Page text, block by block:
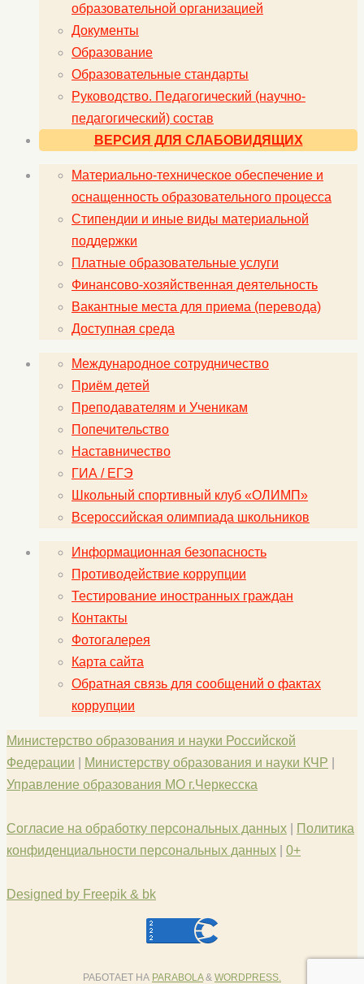
образовательной организацией
Документы
Образование
Образовательные стандарты
Руководство. Педагогический (научно-
педагогический) состав
ВЕРСИЯ ДЛЯ СЛАБОВИДЯЩИХ
Материально-техническое обеспечение и
оснащенность образовательного процесса
Стипендии и иные виды материальной
поддержки
Платные образовательные услуги
Финансово-хозяйственная деятельность
Вакантные места для приема (перевода)
Доступная среда
Международное сотрудничество
Приём детей
Преподавателям и Ученикам
Попечительство
Наставничество
ГИА / ЕГЭ
Школьный спортивный клуб «ОЛИМП»
Всероссийская олимпиада школьников
Информационная безопасность
Противодействие коррупции
Тестирование иностранных граждан
Контакты
Фотогалерея
Карта сайта
Обратная связь для сообщений о фактах
коррупции
Министерство образования и науки Российской
Федерации
Министерству образования и науки КЧР
Управление образования МО г.Черкесска
Согласие на обработку персональных данных
Политика
конфиденциальности персональных данных
0+
Designed by Freepik & bk
РАБОТАЕТ НА PARABOLA& WORDPRESS.